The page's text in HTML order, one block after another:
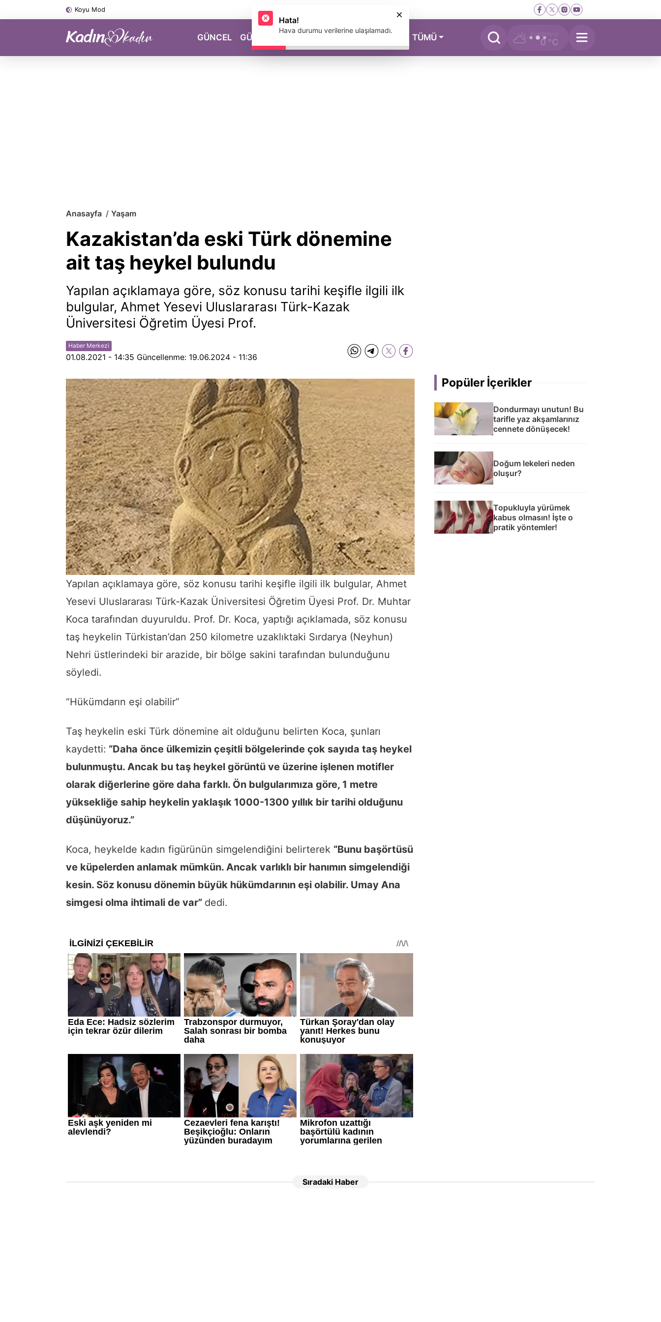
Koyu Mod
GÜNCEL GÜZELLİK MAGAZİN TÜMÜ Yükleniyor
0 °C
Anasayfa Yaşam
Kazakistan’da eski Türk dönemine
ait taş heykel bulundu
Yapılan açıklamaya göre, söz konusu tarihi keşifle ilgili ilk
bulgular, Ahmet Yesevi Uluslararası Türk-Kazak
Üniversitesi Öğretim Üyesi Prof.
Haber Merkezi
01.08.2021 - 14:35 Güncellenme: 19.06.2024 - 11:36
Yapılan açıklamaya göre, söz konusu tarihi keşifle ilgili ilk bulgular, Ahmet
Yesevi Uluslararası Türk-Kazak Üniversitesi Öğretim Üyesi Prof. Dr. Muhtar
Koca tarafından duyuruldu. Prof. Dr. Koca, yaptığı açıklamada, söz konusu
taş heykelin Türkistan’dan 250 kilometre uzaklıktaki Sırdarya (Neyhun)
Nehri üstlerindeki bir arazide, bir bölge sakini tarafından bulunduğunu
söyledi.
“Hükümdarın eşi olabilir”
Taş heykelin eski Türk dönemine ait olduğunu belirten Koca, şunları
kaydetti: “Daha önce ülkemizin çeşitli bölgelerinde çok sayıda taş heykel
bulunmuştu. Ancak bu taş heykel görüntü ve üzerine işlenen motifler
olarak diğerlerine göre daha farklı. Ön bulgularımıza göre, 1 metre
yüksekliğe sahip heykelin yaklaşık 1000-1300 yıllık bir tarihi olduğunu
düşünüyoruz.”
Koca, heykelde kadın figürünün simgelendiğini belirterek “Bunu başörtüsü
ve küpelerden anlamak mümkün. Ancak varlıklı bir hanımın simgelendiği
kesin. Söz konusu dönemin büyük hükümdarının eşi olabilir. Umay Ana
simgesi olma ihtimali de var” dedi.
Popüler İçerikler
Dondurmayı unutun! Bu
tarifle yaz akşamlarınız
cennete dönüşecek!
Doğum lekeleri neden
oluşur?
Topukluyla yürümek
kabus olmasın! İşte o
pratik yöntemler!
Sıradaki Haber
Hata!
Hava durumu verilerine ulaşılamadı.